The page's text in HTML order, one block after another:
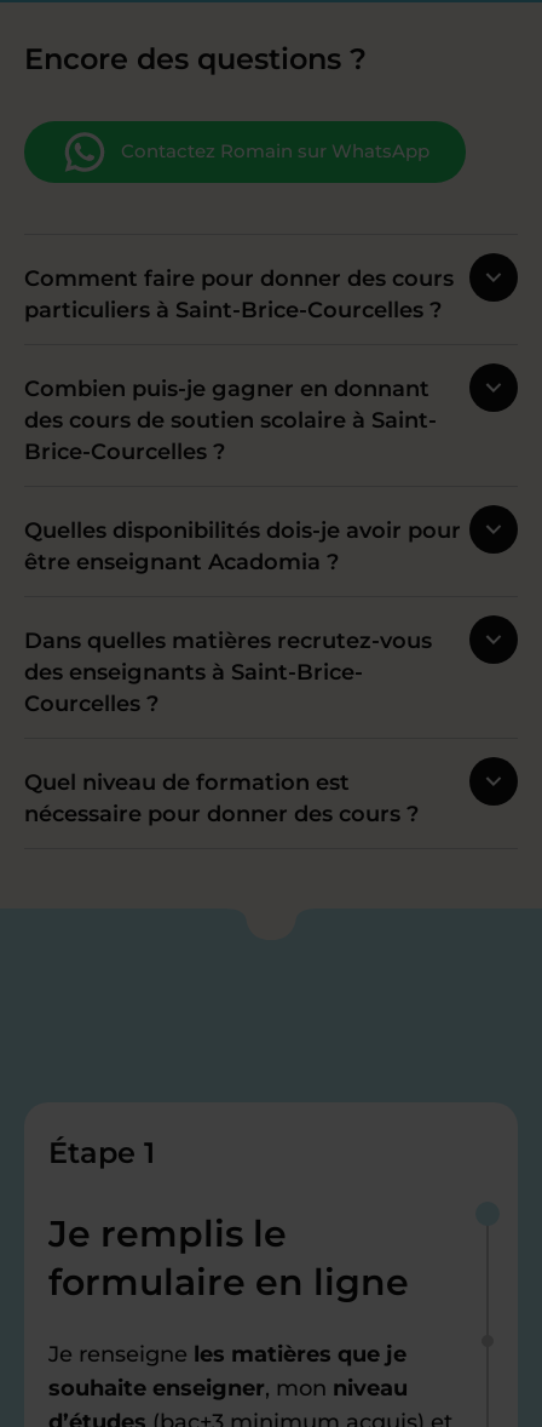
Encore des questions ?
Contactez Romain sur WhatsApp
Comment faire pour donner des cours
particuliers à Saint-Brice-Courcelles ?
Combien puis-je gagner en donnant
des cours de soutien scolaire à Saint-
Brice-Courcelles ?
Quelles disponibilités dois-je avoir pour
être enseignant Acadomia ?
Dans quelles matières recrutez-vous
des enseignants à Saint-Brice-
Courcelles ?
Quel niveau de formation est
nécessaire pour donner des cours ?
Étape 1
Je remplis le
formulaire en ligne
Je renseigne les matières que je
souhaite enseigner, mon niveau